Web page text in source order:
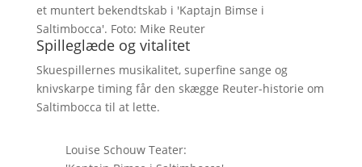
et muntert bekendtskab i 'Kaptajn Bimse i
Saltimbocca'. Foto: Mike Reuter
Spilleglæde og vitalitet
Skuespillernes musikalitet, superfine sange og
knivskarpe timing får den skægge Reuter-historie om
Saltimbocca til at lette.
Louise Schouw Teater: